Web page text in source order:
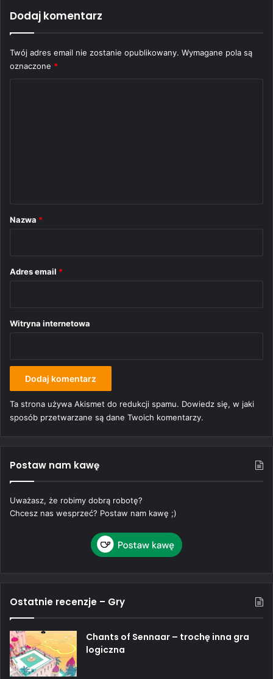
Dodaj komentarz
Twój adres email nie zostanie opublikowany. Wymagane pola są
oznaczone *
rNazwa *
Adres email *
Witryna internetowa
Ta strona używa Akismet do redukcji spamu. Dowiedz się, w jaki
sposób przetwarzane są dane Twoich komentarzy.
Postaw nam kawę
Uważasz, że robimy dobrą robotę?
Chcesz nas wesprzeć? Postaw nam kawę ;)
Ostatnie recenzje – Gry
Chants of Sennaar – trochę inna gra
logiczna